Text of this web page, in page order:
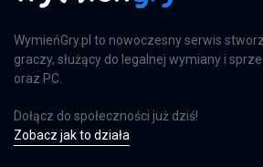
WymieńGry.pl to nowoczesny serwis
graczy, służący do legalnej wymiany i
oraz PC.
Dołącz do społeczności już dziś!
Zobacz jak to działa